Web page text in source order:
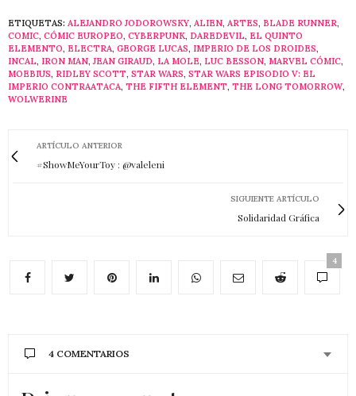
ETIQUETAS: ALEJANDRO JODOROWSKY, ALIEN, ARTES, BLADE RUNNER,
COMIC, CÓMIC EUROPEO, CYBERPUNK, DAREDEVIL, EL QUINTO
ELEMENTO, ELECTRA, GEORGE LUCAS, IMPERIO DE LOS DROIDES,
INCAL, IRON MAN,JEAN GIRAUD, LA MOLE, LUC BESSON, MARVEL CÓMIC,
MOEBIUS, RIDLEY SCOTT, STAR WARS, STAR WARS EPISODIO V: EL
IMPERIO CONTRAATACA, THE FIFTH ELEMENT, THE LONG TOMORROW,
WOLWERINE
ARTÍCULO ANTERIOR
#ShowMeYourToy : @valeleni
SIGUIENTE ARTÍCULO
Solidaridad Gráfica
4
4 COMENTARIOS